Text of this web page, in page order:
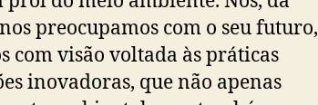
preocupamos com o seu futuro,
com visão voltada às práticas
inovadoras, que não apenas